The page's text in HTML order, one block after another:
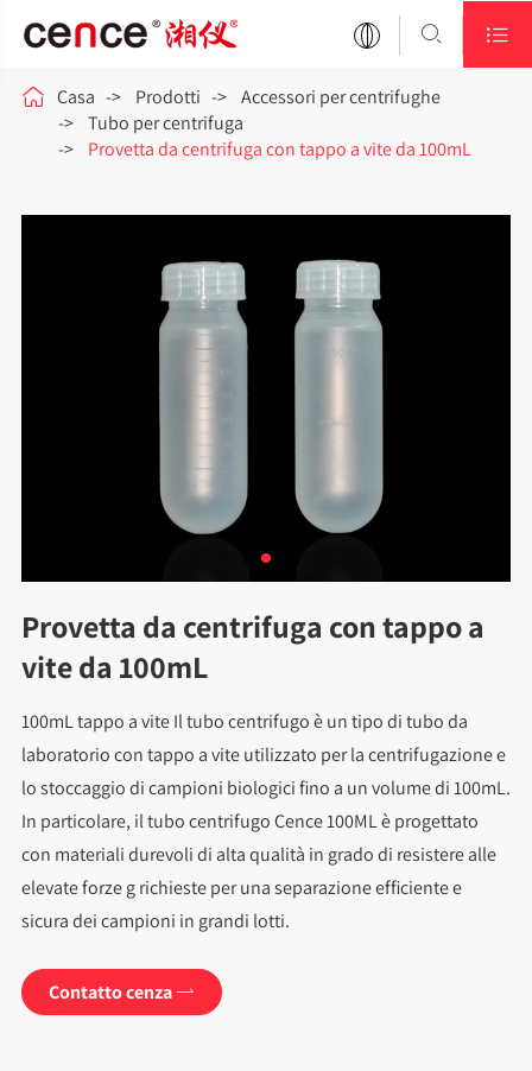
 
 Casa Prodotti
Accessori per centrifughe
Tubo per centrifuga
Provetta da centrifuga con tappo a vite da 100mL
Provetta da centrifuga con tappo a
vite da 100mL
100mL tappo a vite Il tubo centrifugo è un tipo di tubo da
laboratorio con tappo a vite utilizzato per la centrifugazione e
lo stoccaggio di campioni biologici fino a un volume di 100mL.
In particolare, il tubo centrifugo Cence 100ML è progettato
con materiali durevoli di alta qualità in grado di resistere alle
elevate forze g richieste per una separazione efficiente e
sicura dei campioni in grandi lotti.
Contatto cenza 